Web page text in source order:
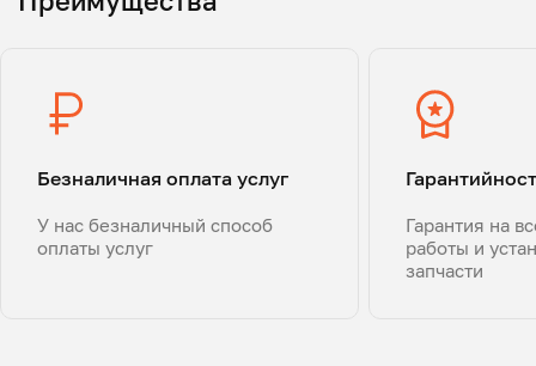
Безналичная оплата услуг
У нас безналичный способ
оплаты услуг
Гарантия на
работы и
запчасти